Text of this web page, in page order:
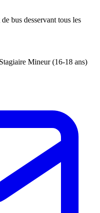
bus desservant tous les
Stagiaire Mineur (16-18 ans)